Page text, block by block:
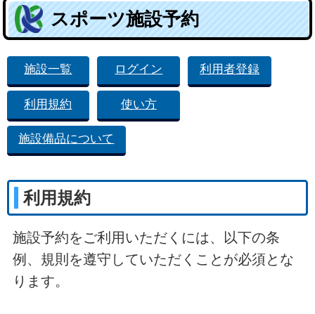
スポーツ施設予約
施設一覧 ログイン 利用者登録
利用規約 使い方
施設備品について
利用規約
施設予約をご利用いただくには、以下の条
例、規則を遵守していただくことが必須とな
ります。